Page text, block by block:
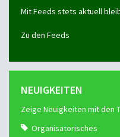
Mit Feeds stets aktuell
Zu den Feeds
NEUIGKEITEN
Zeige Neuigkeiten mit den
Organisatorisches